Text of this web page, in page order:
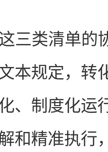
三类清单的
本规定，转
、制度化运
和精准执行